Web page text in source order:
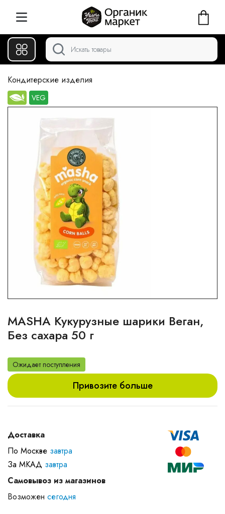
Кондитерские изделия
VEG
MASHA Кукурузные шарики Веган,
Без сахара 50 г
Ожидает поступления
Привозите больше
Доставка
По Москве завтра
За МКАД завтра
Самовывоз из магазинов
Возможен сегодня